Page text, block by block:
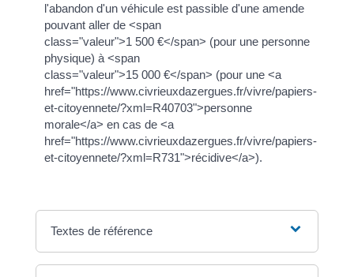
l'abandon d'un véhicule est passible d'une amende
pouvant aller de <span
class="valeur">1 500 €</span> (pour une personne
physique) à <span
class="valeur">15 000 €</span> (pour une <a
href="https://www.civrieuxdazergues.fr/vivre/papiers-
et-citoyennete/?xml=R40703">personne
morale</a> en cas de <a
href="https://www.civrieuxdazergues.fr/vivre/papiers-
et-citoyennete/?xml=R731">récidive</a>).
Textes de référence